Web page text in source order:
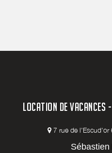
LOCATION DE VACANCES
7 rue de l'Escud'or